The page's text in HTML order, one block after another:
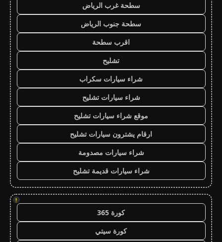
سطحة غرب الرياض
سطحة جنوب الرياض
اقرب سطحة
تشليح
شراء سيارات سكراب
شراء سيارات تشليح
موقع شراء سيارات تشليح
ارقام يشترون سيارات تشليح
شراء سيارات مصدومة
شراء سيارات قديمة تشليح
!
كورة 365
كورة سيتي